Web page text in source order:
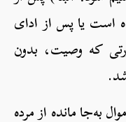
است یا پس از ادای
که وصیت، بدون
به‌جا مانده از مرده